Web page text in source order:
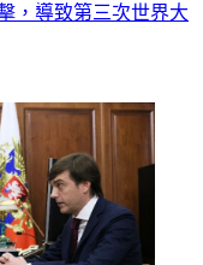
，導致第三次世界大